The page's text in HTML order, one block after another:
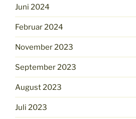
Juni 2024
Februar 2024
November 2023
September 2023
August 2023
Juli 2023